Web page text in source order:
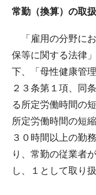
常勤（換算）の取
「雇用の分野に
保等に関する法律
下、「母性健康管
２３条第１項、同
る所定労働時間の
所定労働時間の短
３０時間以上の勤
り、常勤の従業者
し、１として取り